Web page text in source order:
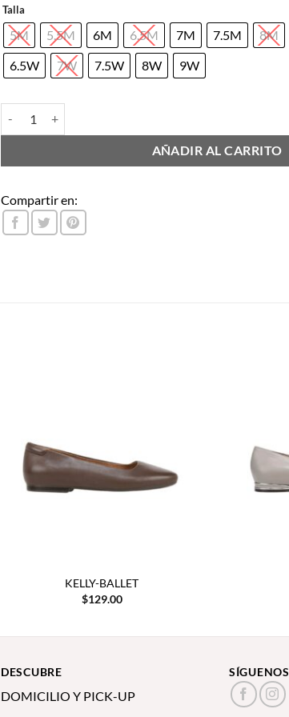
Talla
5M 5.5M 6M 6.5M 7M 7.5M 8M
6.5W
7W 7.5W 8W 9W
AÑADIR AL CARRITO
Compartir en:
KELLY-BALLET
$129.00
DESCUBRE
DOMICILIO Y PICK-UP
SÍGUENOS